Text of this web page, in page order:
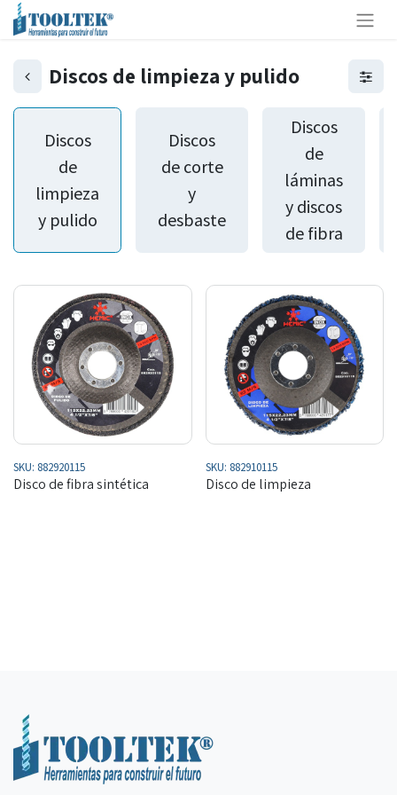
Discos de limpieza y pulido
Discos
de
limpieza
y pulido
Discos
de corte
y
desbaste
Discos
de
láminas
y discos
de fibra
SKU: 882920115
Disco de fibra sintética
SKU: 882910115
Disco de limpieza